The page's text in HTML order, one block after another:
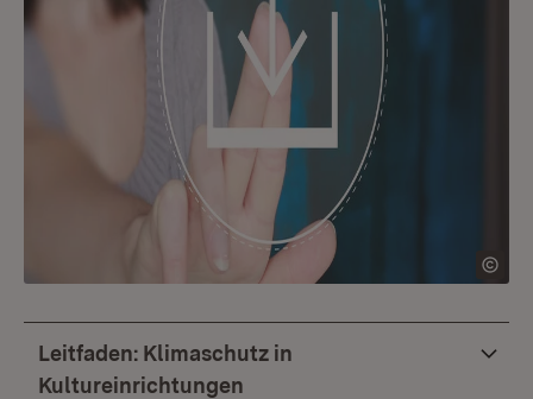
Leitfaden: Klimaschutz in
Kultureinrichtungen